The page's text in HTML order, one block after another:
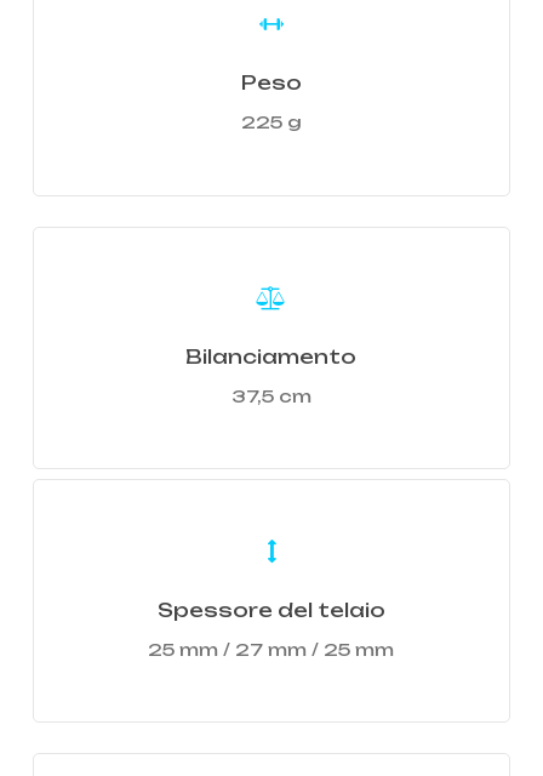
Peso
225 g
Bilanciamento
37,5 cm
Spessore del telaio
25 mm / 27 mm / 25 mm